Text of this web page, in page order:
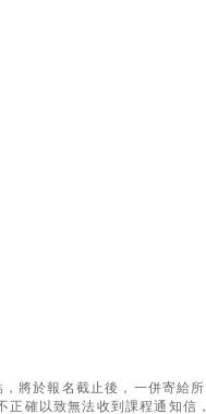
將於報名截止後，一併寄給所
確以致無法收到課程通知信